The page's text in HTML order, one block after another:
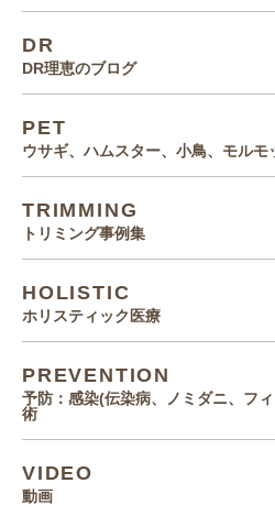
DR
DR理恵のブログ
PET
ウサギ、ハムスター、小鳥、モルモ
TRIMMING
トリミング事例集
HOLISTIC
ホリスティック医療
PREVENTION
予防：感染(伝染病、ノミダニ、フ
術
VIDEO
動画